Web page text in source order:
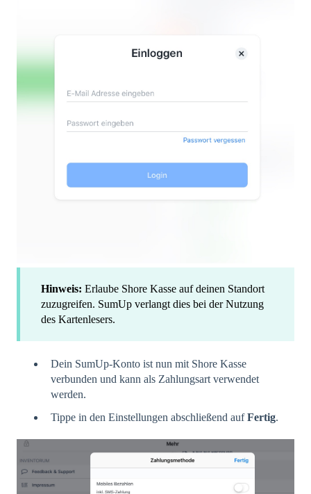
Hinweis: Erlaube Shore Kasse auf deinen Standort
zuzugreifen. SumUp verlangt dies bei der Nutzung
des Kartenlesers.
Dein SumUp-Konto ist nun mit Shore Kasse
verbunden und kann als Zahlungsart verwendet
werden.
Tippe in den Einstellungen abschließend aufFertig.